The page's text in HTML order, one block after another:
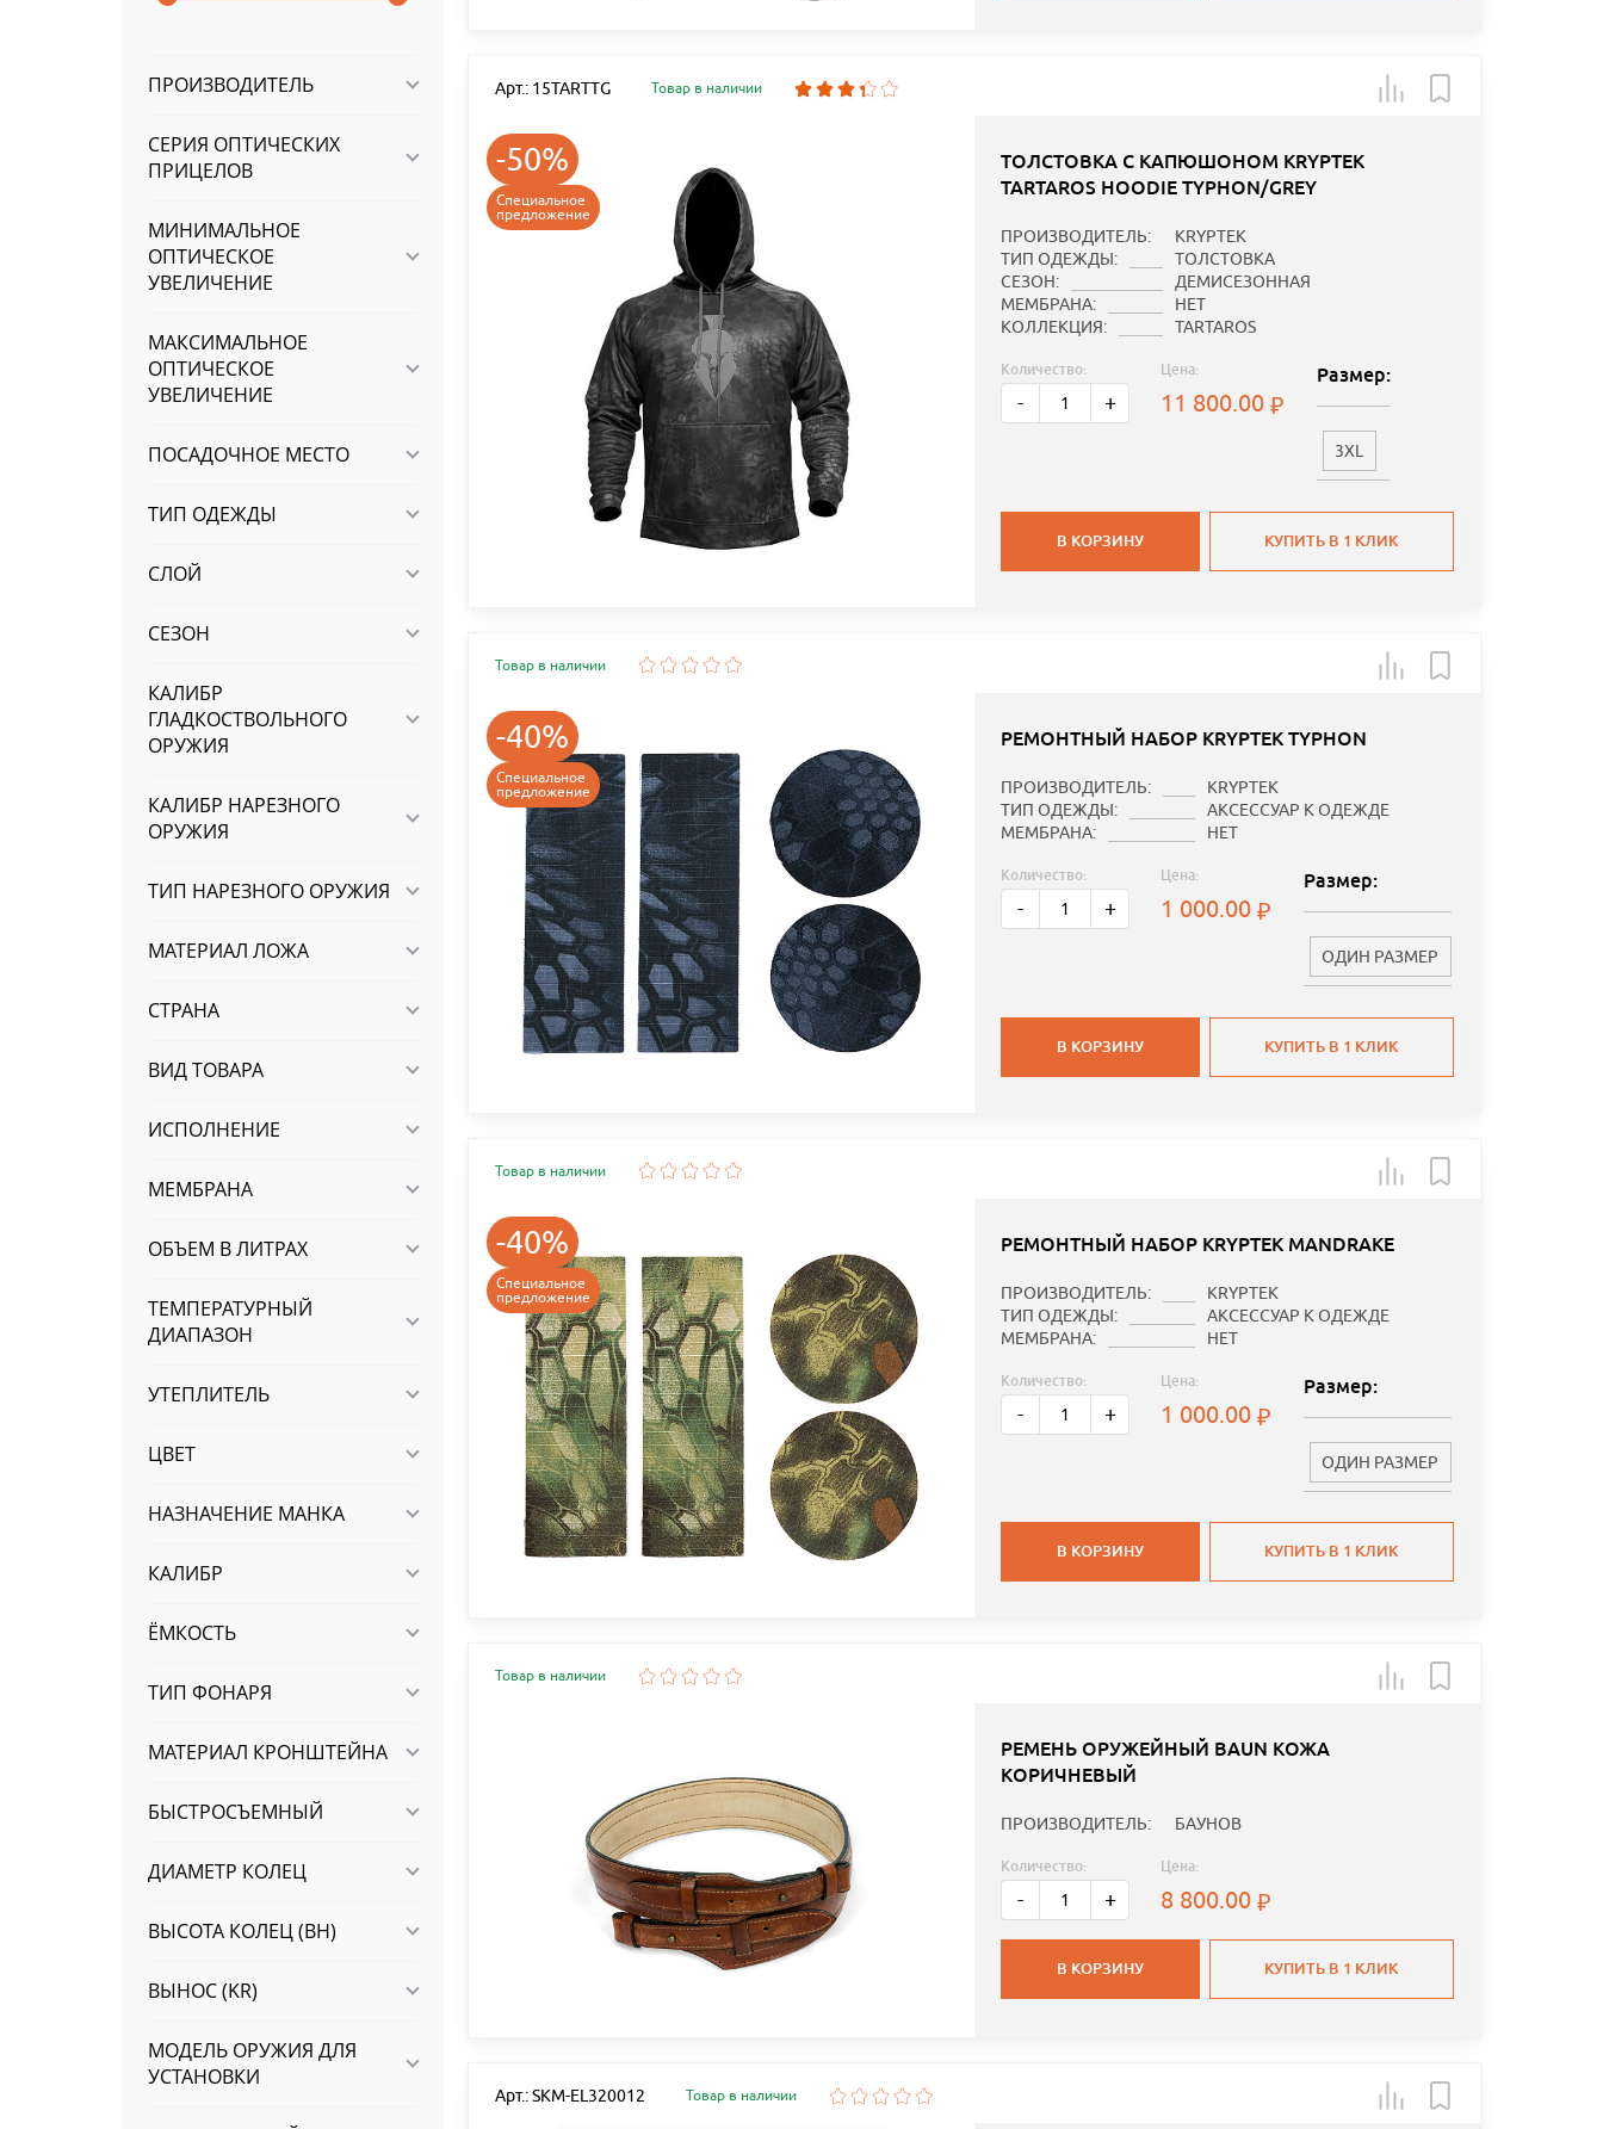
ПРОИЗВОДИТЕЛЬ
СЕРИЯ ОПТИЧЕСКИХ
ПРИЦЕЛОВ
МИНИМАЛЬНОЕ
ОПТИЧЕСКОЕ
УВЕЛИЧЕНИЕ
МАКСИМАЛЬНОЕ
ОПТИЧЕСКОЕ
УВЕЛИЧЕНИЕ
ПОСАДОЧНОЕ МЕСТО
ТИП ОДЕЖДЫ
СЛОЙ
СЕЗОН
КАЛИБР
ГЛАДКОСТВОЛЬНОГО
ОРУЖИЯ
КАЛИБР НАРЕЗНОГО
ОРУЖИЯ
ТИП НАРЕЗНОГО ОРУЖИЯ
МАТЕРИАЛ ЛОЖА
СТРАНА
ВИД ТОВАРА
ИСПОЛНЕНИЕ
МЕМБРАНА
ОБЪЕМ В ЛИТРАХ
ТЕМПЕРАТУРНЫЙ
ДИАПАЗОН
УТЕПЛИТЕЛЬ
ЦВЕТ
НАЗНАЧЕНИЕ МАНКА
КАЛИБР
ЁМКОСТЬ
ТИП ФОНАРЯ
МАТЕРИАЛ КРОНШТЕЙНА
БЫСТРОСЪЕМНЫЙ
ДИАМЕТР КОЛЕЦ
ВЫСОТА КОЛЕЦ (BH)
ВЫНОС (KR)
МОДЕЛЬ ОРУЖИЯ ДЛЯ
УСТАНОВКИ
Арт.: 15TARTTG Товар в наличии
-50%
Специальное
предложение
ТОЛСТОВКА С КАПЮШОНОМ KRYPTEK
TARTAROS HOODIE TYPHON/GREY
ПРОИЗВОДИТЕЛЬ:
KRYPTEK
ТИП ОДЕЖДЫ:
ТОЛСТОВКА
СЕЗОН:
ДЕМИСЕЗОННАЯ
МЕМБРАНА:
НЕТ
КОЛЛЕКЦИЯ:
TARTAROS
Количество:
- +
Цена:
11 800.00
Размер:
3XL
В КОРЗИНУ КУПИТЬ В 1 КЛИК
Товар в наличии
-40%
Специальное
предложение
РЕМОНТНЫЙ НАБОР KRYPTEK TYPHON
ПРОИЗВОДИТЕЛЬ:
KRYPTEK
ТИП ОДЕЖДЫ:
АКСЕССУАР К ОДЕЖДЕ
МЕМБРАНА:
НЕТ
Количество:
- +
Цена:
1 000.00
Размер:
ОДИН РАЗМЕР
В КОРЗИНУ КУПИТЬ В 1 КЛИК
Товар в наличии
-40%
Специальное
предложение
РЕМОНТНЫЙ НАБОР KRYPTEK MANDRAKE
ПРОИЗВОДИТЕЛЬ:
KRYPTEK
ТИП ОДЕЖДЫ:
АКСЕССУАР К ОДЕЖДЕ
МЕМБРАНА:
НЕТ
Количество:
- +
Цена:
1 000.00
Размер:
ОДИН РАЗМЕР
В КОРЗИНУ КУПИТЬ В 1 КЛИК
Товар в наличии
РЕМЕНЬ ОРУЖЕЙНЫЙ BAUN КОЖА
КОРИЧНЕВЫЙ
ПРОИЗВОДИТЕЛЬ: БАУНОВ
Количество:
- +
Цена:
8 800.00
В КОРЗИНУ КУПИТЬ В 1 КЛИК
Арт.: SKM-EL320012 Товар в наличии